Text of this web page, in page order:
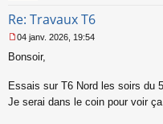
o
l
u
Re: Travaux T6
e
s
g
04 janv. 2026, 19:54
Bonsoir,
Essais sur T6 Nord les soirs du
Je serai dans le coin pour voir ça